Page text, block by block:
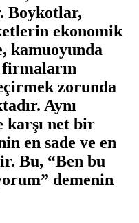
Boykotlar,
ekonomik
kamuoyunda
firmaların
zorunda
Aynı
karşı net bir
en sade ve en
Bu, “Ben bu
demenin